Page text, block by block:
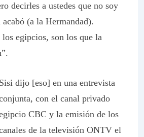
decirles a ustedes que no soy
(a la Hermandad).
los egipcios, son los que la
Sisi dijo [eso] en una entrevista
con el canal privado
CBC y la emisión de los
de la televisión ONTV el